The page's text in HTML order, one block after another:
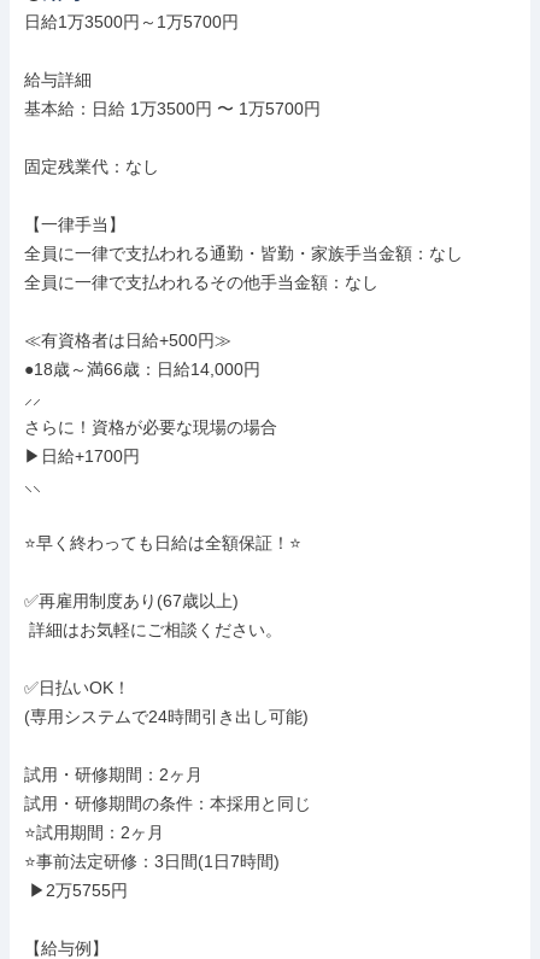
日給1万3500円～1万5700円
給与詳細
基本給：日給 1万3500円 〜 1万5700円
固定残業代：なし
【一律手当】
全員に一律で支払われる通勤・皆勤・家族手当金額：なし
全員に一律で支払われるその他手当金額：なし
≪有資格者は日給+500円≫
●18歳～満66歳：日給14,000円
⸝⸝
さらに！資格が必要な現場の場合
▶日給+1700円
⸜⸜
⭐早く終わっても日給は全額保証！⭐
✅再雇用制度あり(67歳以上)
✅日払いOK！
(専用システムで24時間引き出し可能)
試用・研修期間：2ヶ月
試用・研修期間の条件：本採用と同じ
⭐試用期間：2ヶ月
⭐事前法定研修：3日間(1日7時間)
【給与例】